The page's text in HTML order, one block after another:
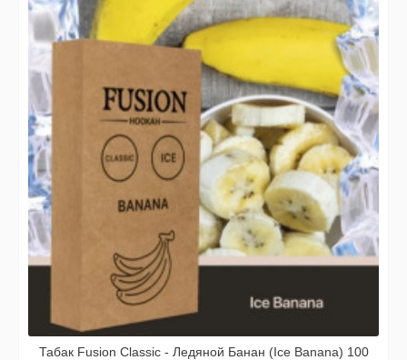
Табак Fusion Classic - Ледяной Банан (Ice Banana) 100